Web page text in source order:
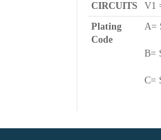
CIRCUITS
V1
Plating
Code
A=
B=
C=